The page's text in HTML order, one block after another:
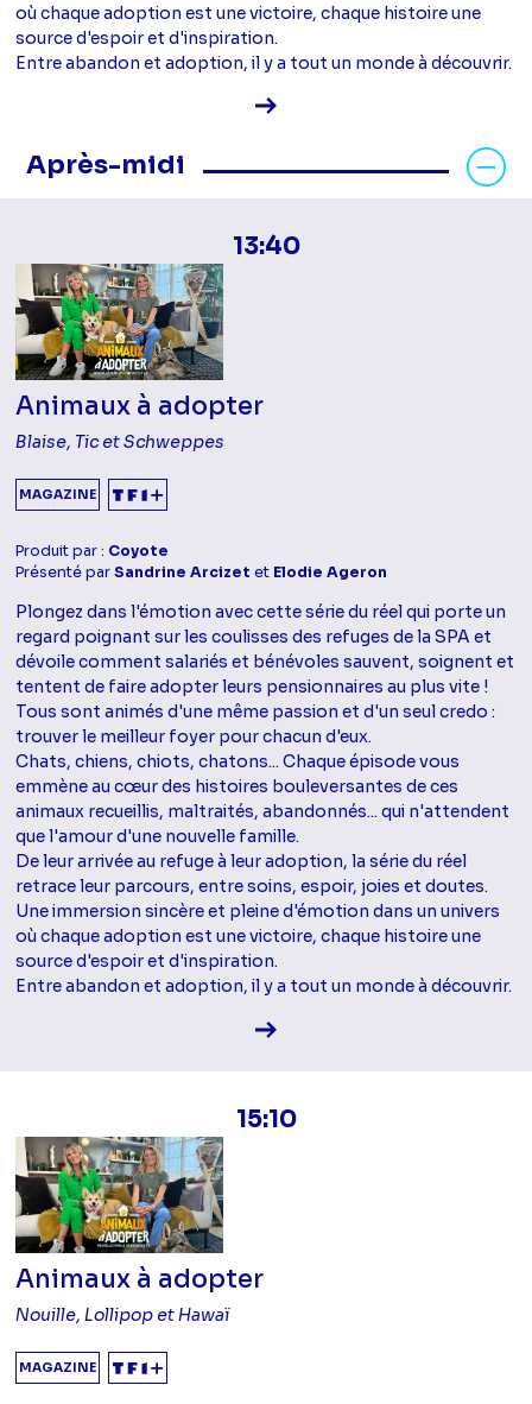
où chaque adoption est une victoire, chaque histoire une
source d'espoir et d'inspiration.
Entre abandon et adoption, il y a tout un monde à découvrir.
Voir la fiche diffusion
Après-midi
Masquer les programmes Après-
13:40
Animaux à adopter
Blaise, Tic et Schweppes
MAGAZINE
Produit par : Coyote
Présenté parSandrine Arcizet et Elodie Ageron
Plongez dans l'émotion avec cette série du réel qui porte un
regard poignant sur les coulisses des refuges de la SPA et
dévoile comment salariés et bénévoles sauvent, soignent et
tentent de faire adopter leurs pensionnaires au plus vite !
Tous sont animés d'une même passion et d'un seul credo :
trouver le meilleur foyer pour chacun d'eux.
Chats, chiens, chiots, chatons... Chaque épisode vous
emmène au cœur des histoires bouleversantes de ces
animaux recueillis, maltraités, abandonnés... qui n'attendent
que l'amour d'une nouvelle famille.
De leur arrivée au refuge à leur adoption, la série du réel
retrace leur parcours, entre soins, espoir, joies et doutes.
Une immersion sincère et pleine d'émotion dans un univers
où chaque adoption est une victoire, chaque histoire une
source d'espoir et d'inspiration.
Entre abandon et adoption, il y a tout un monde à découvrir.
Voir la fiche diffusion
15:10
Animaux à adopter
Nouille, Lollipop et Hawaï
MAGAZINE